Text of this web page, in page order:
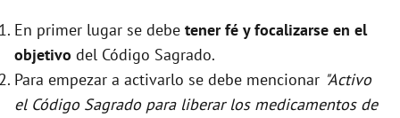
En primer lugar se debe tener fé y focalizarse en el
objetivo del Código Sagrado.
Para empezar a activarlo se debe mencionar "Activo
el Código Sagrado para liberar los medicamentos de